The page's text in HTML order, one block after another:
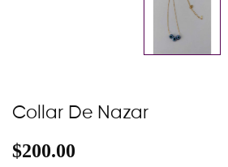
Collar De Nazar
$200.00